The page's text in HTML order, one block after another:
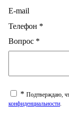
E-mail
Телефон *
Вопрос *
* Подтверждаю,
конфиденциальности